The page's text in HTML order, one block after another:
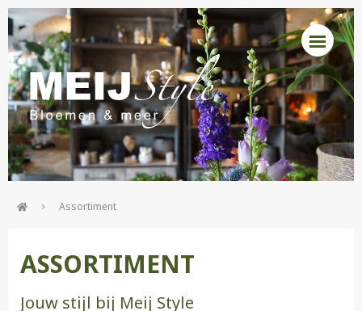
Assortiment
ASSORTIMENT
Jouw stijl bij Meij Style